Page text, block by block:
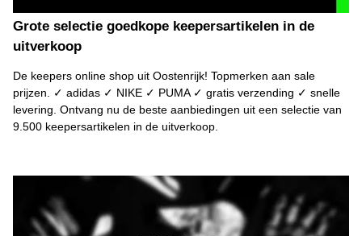
Grote selectie goedkope keepersartikelen in de
uitverkoop
De keepers online shop uit Oostenrijk! Topmerken aan sale
prijzen. ✓ adidas ✓ NIKE ✓ PUMA ✓ gratis verzending ✓ snelle
levering. Ontvang nu de beste aanbiedingen uit een selectie van
9.500 keepersartikelen in de uitverkoop.